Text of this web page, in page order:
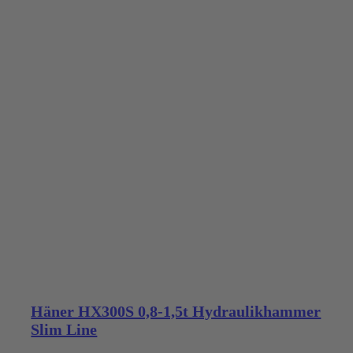
Häner HX300S 0,8-1,5t Hydraulikhammer
Slim Line